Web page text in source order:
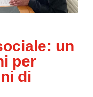
un
per
di